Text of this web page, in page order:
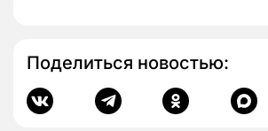
Поделиться новостью: